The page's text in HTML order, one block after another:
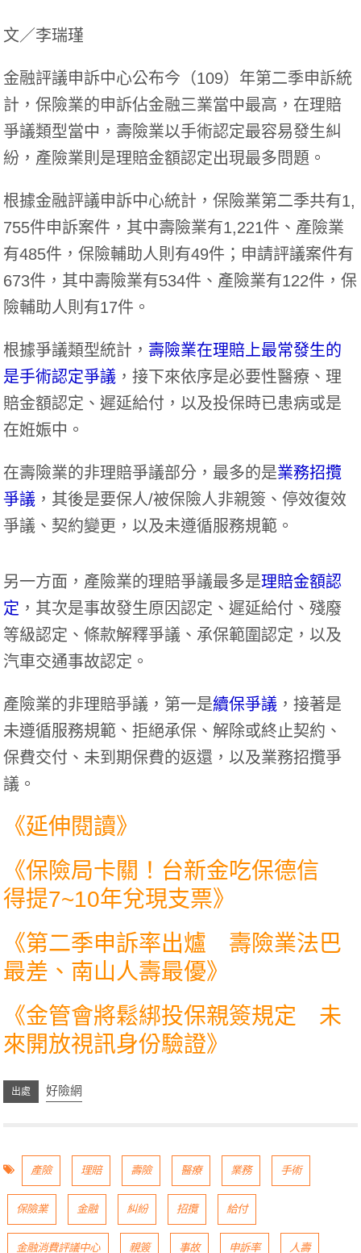
文／李瑞瑾
金融評議申訴中心公布今（109）年第二季申訴統
計，保險業的申訴佔金融三業當中最高，在理賠
爭議類型當中，壽險業以手術認定最容易發生糾
紛，產險業則是理賠金額認定出現最多問題。
根據金融評議申訴中心統計，保險業第二季共有1,
755件申訴案件，其中壽險業有1,221件、產險業
有485件，保險輔助人則有49件；申請評議案件有
673件，其中壽險業有534件、產險業有122件，保
險輔助人則有17件。
根據爭議類型統計，壽險業在理賠上最常發生的
是手術認定爭議 ，接下來依序是必要性醫療、理
賠金額認定、遲延給付，以及投保時已患病或是
在姙娠中。
在壽險業的非理賠爭議部分，最多的是業務招攬
爭議 ，其後是要保人/被保險人非親簽、停效復效
爭議、契約變更，以及未遵循服務規範。
另一方面，產險業的理賠爭議最多是理賠金額認
定 ，其次是事故發生原因認定、遲延給付、殘廢
等級認定、條款解釋爭議、承保範圍認定，以及
汽車交通事故認定。
產險業的非理賠爭議，第一是續保爭議 ，接著是
未遵循服務規範、拒絕承保、解除或終止契約、
保費交付、未到期保費的返還，以及業務招攬爭
議。
《延伸閱讀》
《保險局卡關！台新金吃保德信
得提7~10年兌現支票》
《第二季申訴率出爐 壽險業法巴
最差、南山人壽最優》
《金管會將鬆綁投保親簽規定 未
來開放視訊身份驗證》
好險網
產險 理賠 壽險 醫療 業務 手術
保險業 金融 糾紛 招攬 給付
金融消費評議中心 親簽 事故 申訴率 人壽